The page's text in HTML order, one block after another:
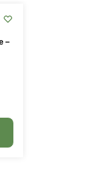
–